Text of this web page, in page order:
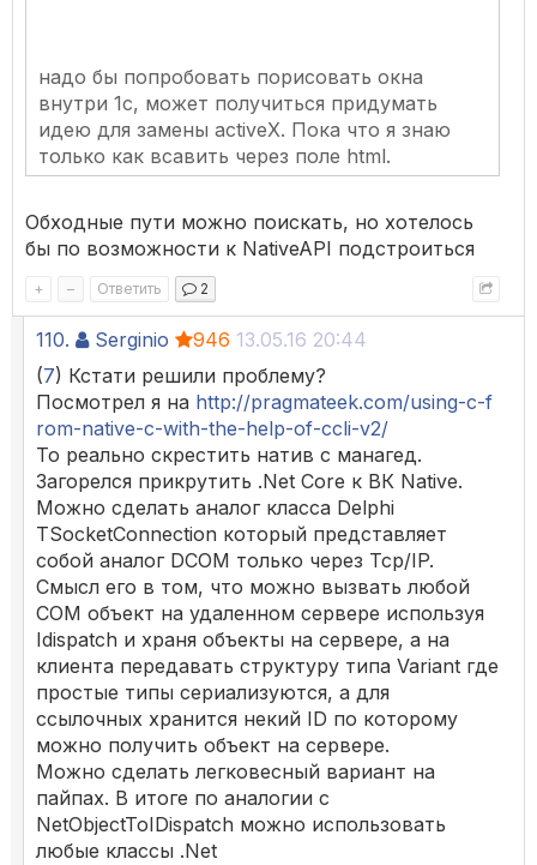
надо бы попробовать порисовать окна
внутри 1с, может получиться придумать
идею для замены activeX. Пока что я знаю
только как всавить через поле html.
Обходные пути можно поискать, но хотелось
бы по возможности к NativeAPI подстроиться
+ – Ответить 2
110. Serginio 946 13.05.16 20:44
(7) Кстати решили проблему?
Посмотрел я на http://pragmateek.com/using-c-f
rom-native-c-with-the-help-of-ccli-v2/
То реально скрестить натив с манагед.
Загорелся прикрутить .Net Core к ВК Native.
Можно сделать аналог класса Delphi
TSocketConnection который представляет
собой аналог DCOM только через Tcp/IP.
Смысл его в том, что можно вызвать любой
COM объект на удаленном сервере используя
Idispatch и храня объекты на сервере, а на
клиента передавать структуру типа Variant где
простые типы сериализуются, а для
ссылочных хранится некий ID по которому
можно получить объект на сервере.
Можно сделать легковесный вариант на
пайпах. В итоге по аналогии с
NetObjectToIDispatch можно использовать
любые классы .Net